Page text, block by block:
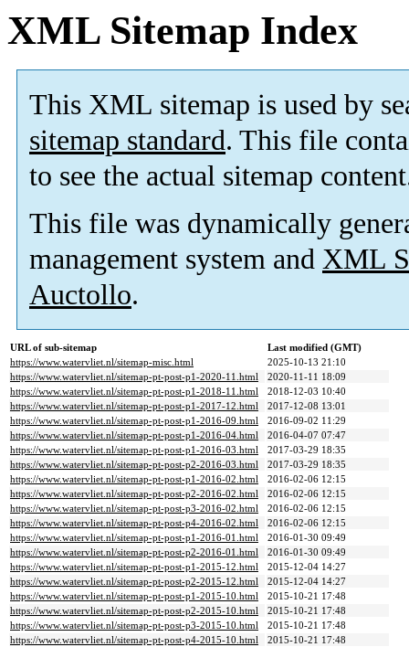
XML Sitemap Index
This XML sitemap is used by
sitemap standard. This file
to see the actual sitemap
This file was dynamically
management system and XML
Auctollo.
URL of sub-sitemap
Last modified (GMT)
https://www.watervliet.nl/sitemap-misc.html
2025-10-13 21:10
https://www.watervliet.nl/sitemap-pt-post-p1-2020-11.html
2020-11-11 18:09
https://www.watervliet.nl/sitemap-pt-post-p1-2018-11.html
2018-12-03 10:40
https://www.watervliet.nl/sitemap-pt-post-p1-2017-12.html
2017-12-08 13:01
https://www.watervliet.nl/sitemap-pt-post-p1-2016-09.html
2016-09-02 11:29
https://www.watervliet.nl/sitemap-pt-post-p1-2016-04.html
2016-04-07 07:47
https://www.watervliet.nl/sitemap-pt-post-p1-2016-03.html
2017-03-29 18:35
https://www.watervliet.nl/sitemap-pt-post-p2-2016-03.html
2017-03-29 18:35
https://www.watervliet.nl/sitemap-pt-post-p1-2016-02.html
2016-02-06 12:15
https://www.watervliet.nl/sitemap-pt-post-p2-2016-02.html
2016-02-06 12:15
https://www.watervliet.nl/sitemap-pt-post-p3-2016-02.html
2016-02-06 12:15
https://www.watervliet.nl/sitemap-pt-post-p4-2016-02.html
2016-02-06 12:15
https://www.watervliet.nl/sitemap-pt-post-p1-2016-01.html
2016-01-30 09:49
https://www.watervliet.nl/sitemap-pt-post-p2-2016-01.html
2016-01-30 09:49
https://www.watervliet.nl/sitemap-pt-post-p1-2015-12.html
2015-12-04 14:27
https://www.watervliet.nl/sitemap-pt-post-p2-2015-12.html
2015-12-04 14:27
https://www.watervliet.nl/sitemap-pt-post-p1-2015-10.html
2015-10-21 17:48
https://www.watervliet.nl/sitemap-pt-post-p2-2015-10.html
2015-10-21 17:48
https://www.watervliet.nl/sitemap-pt-post-p3-2015-10.html
2015-10-21 17:48
https://www.watervliet.nl/sitemap-pt-post-p4-2015-10.html
2015-10-21 17:48